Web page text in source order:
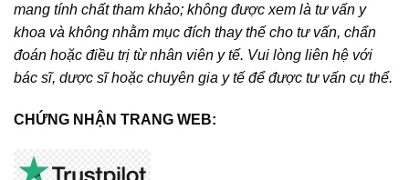
mang tính chất tham khảo; không được xem là tư vấn y
khoa và không nhằm mục đích thay thế cho tư vấn, chẩn
đoán hoặc điều trị từ nhân viên y tế. Vui lòng liên hệ với
bác sĩ, dược sĩ hoặc chuyên gia y tế để được tư vấn cụ thể.
CHỨNG NHẬN TRANG WEB: